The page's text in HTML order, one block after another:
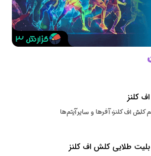
کلنز
کلش اف کلنز، آفرها و سایر آیتم‌ها
طلایی کلش اف کلنز